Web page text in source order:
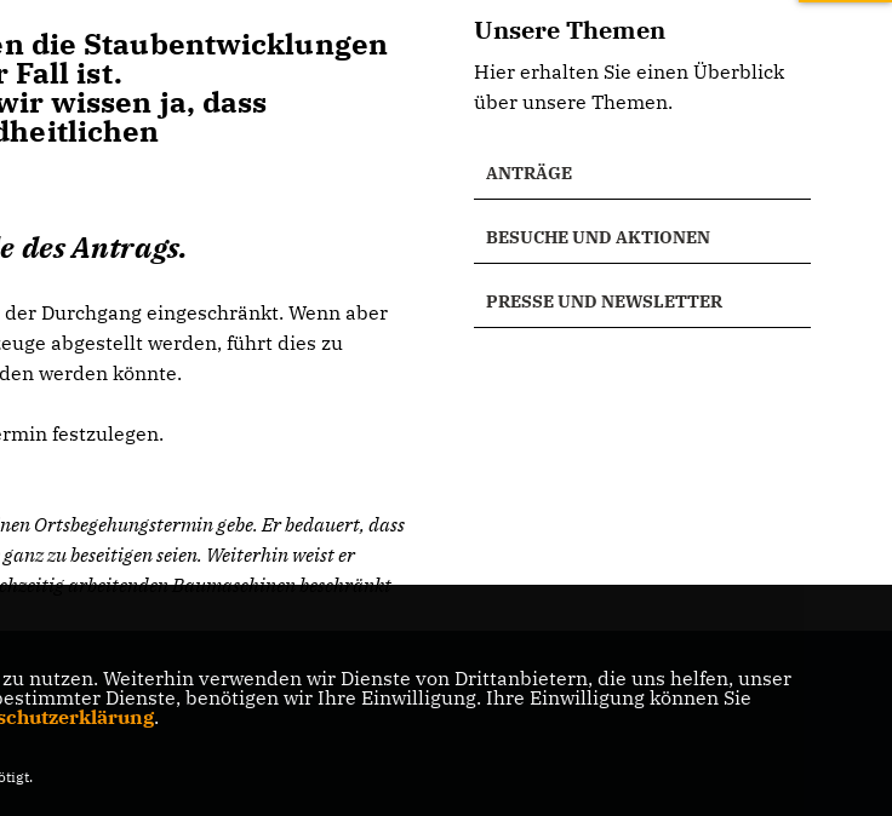
die Staubentwicklungen
Fall ist.
wissen ja, dass
des Antrags.
Durchgang eingeschränkt. Wenn aber
abgestellt werden, führt dies zu
werden könnte.
festzulegen.
Ortsbegehungstermin gebe. Er bedauert, dass
zu beseitigen seien. Weiterhin weist er
arbeitenden Baumaschinen beschränkt
Unsere Themen
Hier erhalten Sie einen Überblick
über unsere Themen.
ANTRÄGE
BESUCHE UND AKTIONEN
PRESSE UND NEWSLETTER
nutzen. Weiterhin verwenden wir Dienste von Drittanbietern, die uns helfen, unser
Dienste, benötigen wir Ihre Einwilligung. Ihre Einwilligung können Sie
.